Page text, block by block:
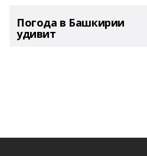
Погода в Башкирии
удивит